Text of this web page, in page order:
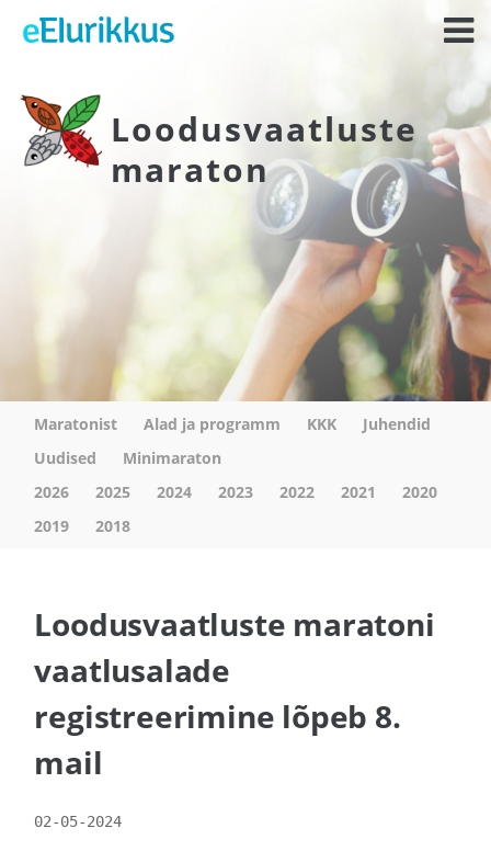
Loodusvaatluste
maraton
Maratonist Alad ja programm KKK
Juhendid
Uudised
Minimaraton
2026
2025 2024 2023 2022 2021
2020
2019
2018
Loodusvaatluste maratoni
vaatlusalade
registreerimine lõpeb 8.
mail
02-05-2024